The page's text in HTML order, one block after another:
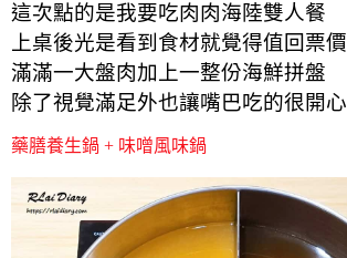
這次點的是我要吃肉肉海陸雙人餐
上桌後光是看到食材就覺得值回票價
滿滿一大盤肉加上一整份海鮮拼盤
除了視覺滿足外也讓嘴巴吃的很開心
藥膳養生鍋 + 味噌風味鍋